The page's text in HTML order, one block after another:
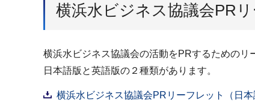
横浜水ビジネス協議会PR
横浜水ビジネス協議会の活動をPRするためのリ
日本語版と英語版の２種類があります。
横浜水ビジネス協議会PRリーフレット（日本